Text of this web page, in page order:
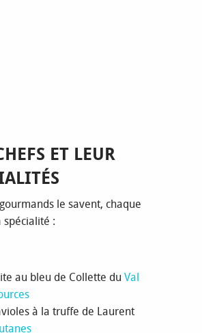
ET LEUR
le savent, chaque
spécialité :
au bleu de Collette du Val
à la truffe de Laurent